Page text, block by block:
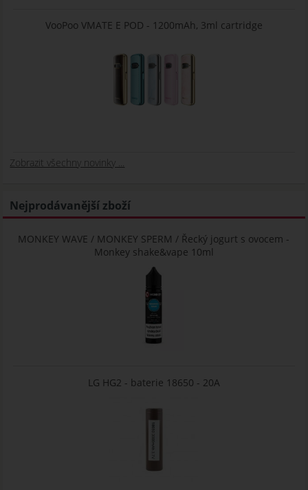
VooPoo VMATE E POD - 1200mAh, 3ml cartridge
Zobrazit všechny novinky ...
Nejprodávanější zboží
MONKEY WAVE / MONKEY SPERM / Řecký jogurt s ovocem -
Monkey shake&vape 10ml
LG HG2 - baterie 18650 - 20A